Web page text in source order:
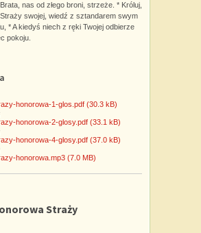
nas od złego broni, strzeże. * Króluj,
swojej, wiedź z sztandarem swym
* A kiedyś niech z ręki Twojej odbierze
pokoju.
honorowa-1-glos.pdf (30.3 kB)
honorowa-2-glosy.pdf (33.1 kB)
honorowa-4-glosy.pdf (37.0 kB)
honorowa.mp3 (7.0 MB)
Straży